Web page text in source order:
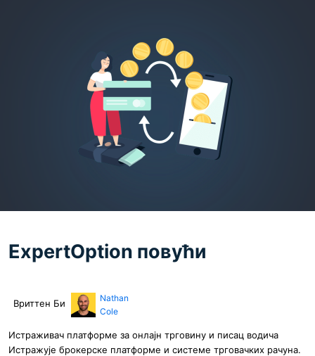
ExpertOption повући
Вриттен Би
Nathan
Cole
Истраживач платформе за онлајн трговину и писац водича
Истражује брокерске платформе и системе трговачких рачуна.